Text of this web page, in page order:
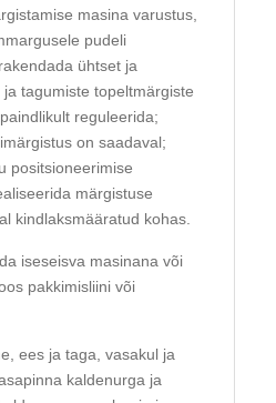
masina varustus,
pudeli
ühtset ja
tagumiste topeltmärgiste
reguleerida;
on saadaval;
positsioneerimise
märgistuse
kindlaksmääratud kohas.
iseseisva masinana või
pakkimisliini või
ees ja taga, vasakul ja
kaldenurga ja